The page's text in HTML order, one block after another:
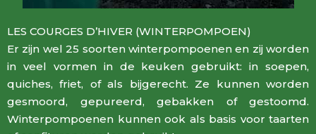
LES COURGES D’HIVER (WINTERPOMPOEN)
Er zijn wel 25 soorten winterpompoenen en zij worden
in veel vormen in de keuken gebruikt: in soepen,
quiches, friet, of als bijgerecht. Ze kunnen worden
gesmoord, gepureerd, gebakken of gestoomd.
Winterpompoenen kunnen ook als basis voor taarten